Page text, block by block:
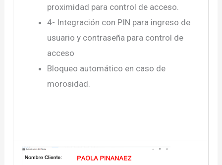
proximidad para control de acceso.
4- Integración con PIN para ingreso de
usuario y contraseña para control de
acceso
Bloqueo automático en caso de
morosidad.